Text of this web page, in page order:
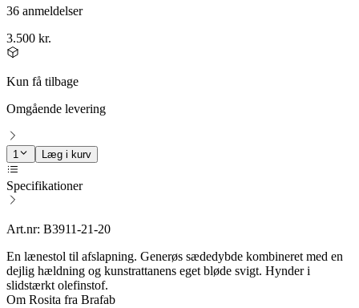
36 anmeldelser
3.500 kr.
Kun få tilbage
Omgående levering
1 Læg i kurv
Specifikationer
Art.nr: B3911-21-20
En lænestol til afslapning. Generøs sædedybde kombineret med en
dejlig hældning og kunstrattanens eget bløde svigt. Hynder i
slidstærkt olefinstof.
Om Rosita fra Brafab